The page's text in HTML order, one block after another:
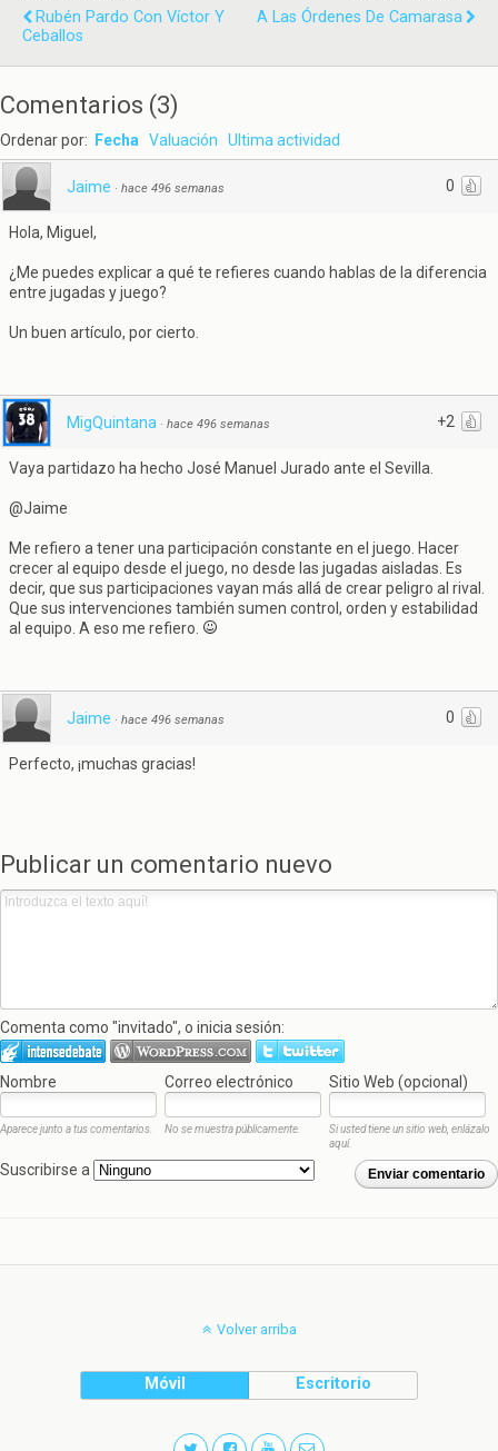
Rubén Pardo Con Víctor Y
Ceballos
A Las Órdenes De Camarasa
Comentarios (3)
Ordenar por: Fecha Valuación Ultima actividad
0
Jaime · hace 496 semanas
Hola, Miguel,
¿Me puedes explicar a qué te refieres cuando hablas de la diferencia
entre jugadas y juego?
Un buen artículo, por cierto.
+2
MigQuintana · hace 496 semanas
Vaya partidazo ha hecho José Manuel Jurado ante el Sevilla.
@Jaime
Me refiero a tener una participación constante en el juego. Hacer
crecer al equipo desde el juego, no desde las jugadas aisladas. Es
decir, que sus participaciones vayan más allá de crear peligro al rival.
Que sus intervenciones también sumen control, orden y estabilidad
al equipo. A eso me refiero.
0
Jaime · hace 496 semanas
Perfecto, ¡muchas gracias!
Publicar un comentario nuevo
Comenta como "invitado", o inicia sesión:
Nombre Correo electrónico Sitio Web (opcional)
Aparece junto a tus comentarios. No se muestra públicamente.
Si usted tiene un sitio web, enlázalo
aquí.
Enviar comentario
Suscribirse a
Volver arriba
Móvil Escritorio